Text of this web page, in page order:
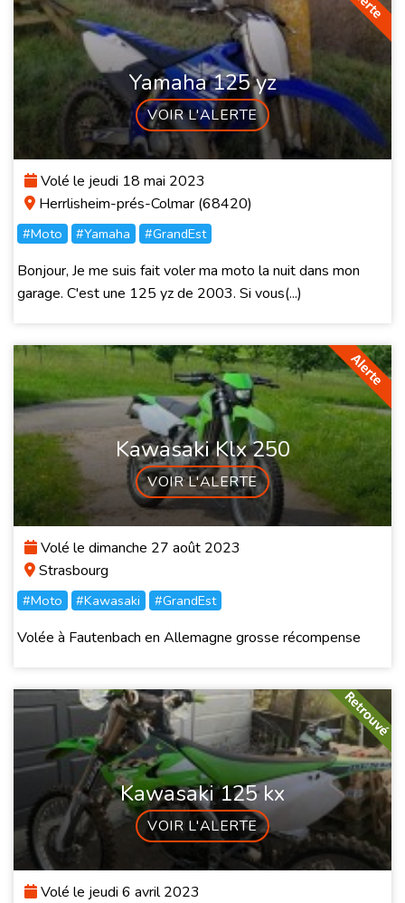
Yamaha 125 yz
VOIR L'ALERTE
Volé le jeudi 18 mai 2023
Herrlisheim-prés-Colmar (68420)
#Moto #Yamaha #GrandEst
Bonjour, Je me suis fait voler ma moto la nuit dans mon
garage. C'est une 125 yz de 2003. Si vous(...)
Kawasaki Klx 250
VOIR L'ALERTE
Volé le dimanche 27 août 2023
Strasbourg
#Moto #Kawasaki #GrandEst
Volée à Fautenbach en Allemagne grosse récompense
Kawasaki 125 kx
VOIR L'ALERTE
Volé le jeudi 6 avril 2023